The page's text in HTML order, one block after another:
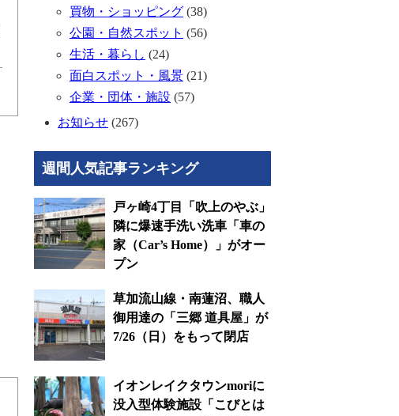
買物・ショッピング (38)
公園・自然スポット (56)
生活・暮らし (24)
面白スポット・風景 (21)
企業・団体・施設 (57)
お知らせ (267)
週間人気記事ランキング
戸ヶ崎4丁目「吹上のやぶ」
隣に爆速手洗い洗車「車の
家（Car’s Home）」がオー
プン
草加流山線・南蓮沼、職人
御用達の「三郷 道具屋」が
7/26（日）をもって閉店
イオンレイクタウンmoriに
没入型体験施設「こびとは